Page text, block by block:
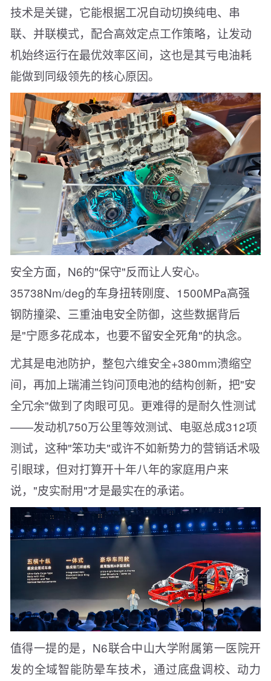
技术是关键，它能根据工况自动切换纯电、串
联、并联模式，配合高效定点工作策略，让发动
机始终运行在最优效率区间，这也是其亏电油耗
能做到同级领先的核心原因。
安全方面，N6的"保守"反而让人安心。
35738Nm/deg的车身扭转刚度、1500MPa高强
钢防撞梁、三重油电安全防御，这些数据背后
是"宁愿多花成本，也要不留安全死角"的执念。
尤其是电池防护，整包六维安全+380mm溃缩空
间，再加上瑞浦兰钧问顶电池的结构创新，把"安
全冗余"做到了肉眼可见。更难得的是耐久性测试
——发动机750万公里等效测试、电驱总成312项
测试，这种"笨功夫"或许不如新势力的营销话术吸
引眼球，但对打算开十年八年的家庭用户来
说，"皮实耐用"才是最实在的承诺。
值得一提的是，N6联合中山大学附属第一医院开
发的全域智能防晕车技术，通过底盘调校、动力